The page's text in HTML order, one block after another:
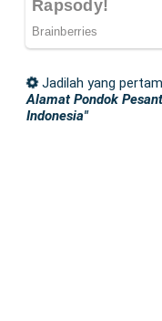
Jadilah yang
Alamat Pondok
Indonesia"